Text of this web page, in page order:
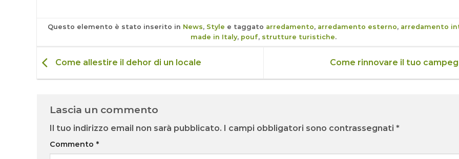
Questo elemento è stato inserito in News, Style e taggato arredamento, arredamento esterno, arredamento
made in Italy, pouf, strutture turistiche.
Come allestire il dehor di un locale Come rinnovare il tuo
Lascia un commento
Il tuo indirizzo email non sarà pubblicato. I campi obbligatori sono contrassegnati *
Commento *